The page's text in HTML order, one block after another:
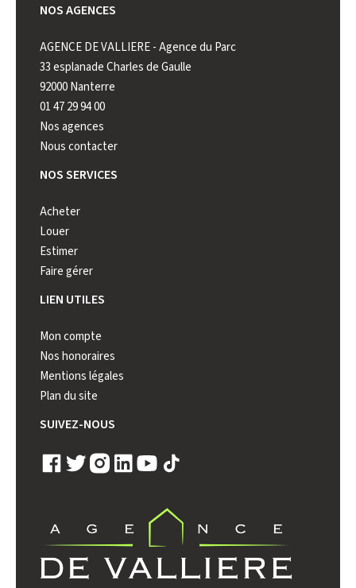
NOS AGENCES
AGENCE DE VALLIERE - Agence du Parc
33 esplanade Charles de Gaulle
92000 Nanterre
01 47 29 94 00
Nos agences
Nous contacter
NOS SERVICES
Acheter
Louer
Estimer
Faire gérer
LIEN UTILES
Mon compte
Nos honoraires
Mentions légales
Plan du site
SUIVEZ-NOUS